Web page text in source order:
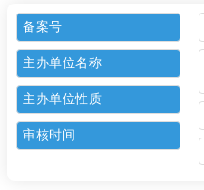
备案号
主办单位名称
主办单位性质
审核时间